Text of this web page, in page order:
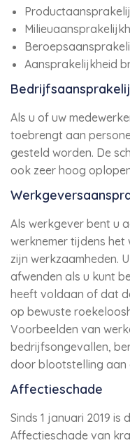
Aansprakelijkheid
Als u of uw
toebrengt aan
gesteld worden. De
ook zeer hoog
Als werkgever bent u
werknemer tijdens het
zijn werkzaamheden.
afwenden als u kunt
heeft voldaan of dat
op bewuste
Voorbeelden van
bedrijfsongevallen,
door blootstelling
Affectieschade
Sinds 1 januari 2019 is
Affectieschade van